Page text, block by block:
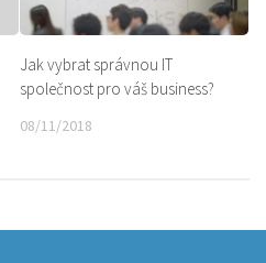
Jak vybrat správnou IT
společnost pro váš business?
08/11/2018